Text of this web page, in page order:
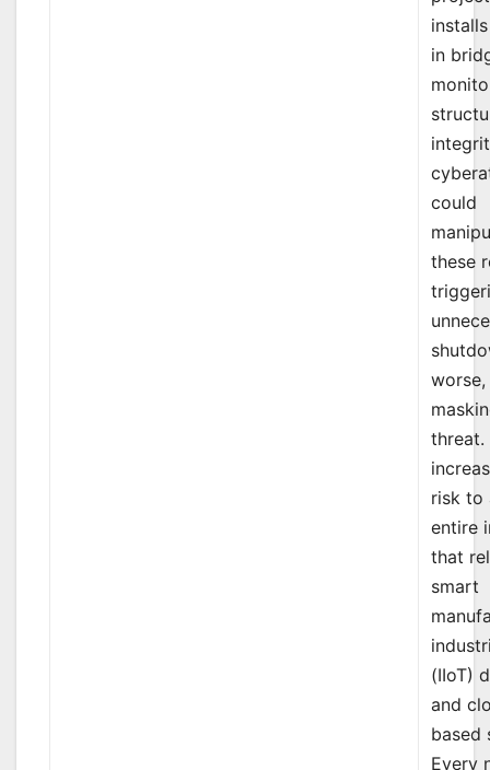
in
could
these
worse,
threat.
risk to
entire
that
smart
(IIoT)
and
based
Every